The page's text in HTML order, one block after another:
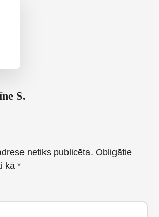
S.
netiks publicēta. Obligātie
kā*